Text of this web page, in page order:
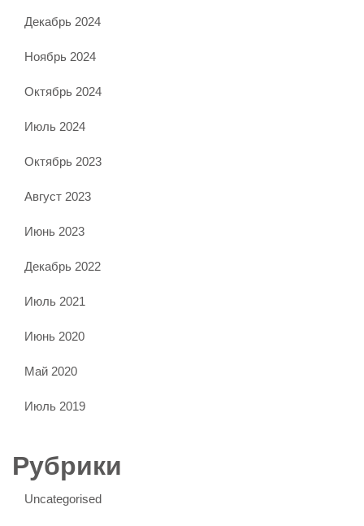
Декабрь 2024
Ноябрь 2024
Октябрь 2024
Июль 2024
Октябрь 2023
Август 2023
Июнь 2023
Декабрь 2022
Июль 2021
Июнь 2020
Май 2020
Июль 2019
Рубрики
Uncategorised